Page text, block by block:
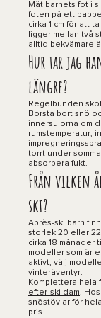
Mät barnets fot i
foten på ett
cirka 1 cm för att
ligger mellan två
alltid bekvämare
Hur tar jag
längre?
Regelbunden
Borsta bort snö
innersulorna om
rumstemperatur,
torrt under
absorbera fukt.
Från vilken
ski?
Après-ski barn
storlek 20 eller
cirka 18 månader
modeller som är
aktivt, välj
vinteräventyr.
Komplettera hela
efter-ski dam.
snöstövlar för
pris.